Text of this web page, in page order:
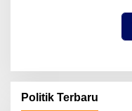
Politik Terbaru